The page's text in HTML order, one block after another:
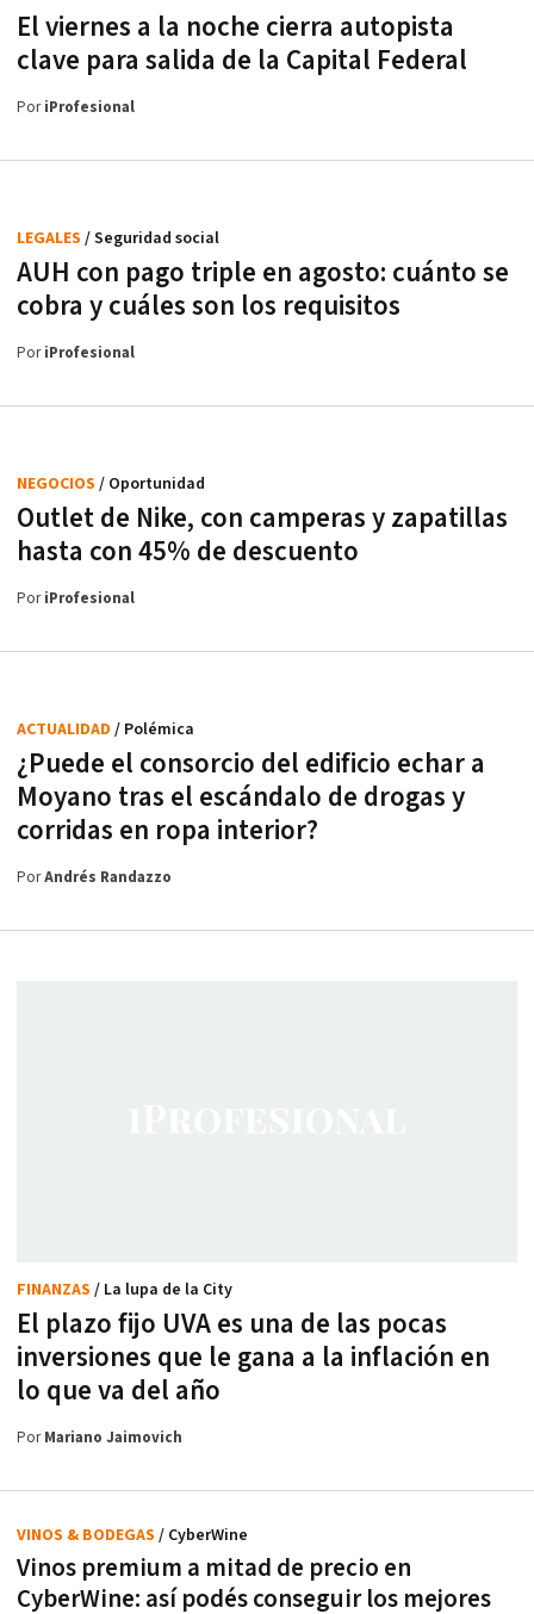
El viernes a la noche cierra autopista
clave para salida de la Capital Federal
PoriProfesional
AUH con pago triple en agosto: cuánto se
cobra y cuáles son los requisitos
LEGALES / Seguridad social
PoriProfesional
Outlet de Nike, con camperas y zapatillas
hasta con 45% de descuento
NEGOCIOS / Oportunidad
PoriProfesional
¿Puede el consorcio del edificio echar a
Moyano tras el escándalo de drogas y
corridas en ropa interior?
ACTUALIDAD / Polémica
PorAndrés Randazzo
El plazo fijo UVA es una de las pocas
inversiones que le gana a la inflación en
lo que va del año
FINANZAS / La lupa de la City
PorMariano Jaimovich
Vinos premium a mitad de precio en
CyberWine: así podés conseguir los mejores
VINOS & BODEGAS / CyberWine